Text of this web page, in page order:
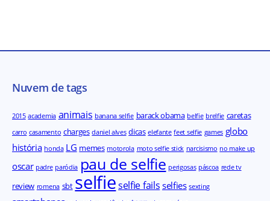
Nuvem de tags
2015 academia animais banana selfie barack obama belfie brelfie caretas
carro casamento charges daniel alves dicas elefante feet selfie games globo
história honda LG memes motorola moto selfie stick narcisismo no make up
oscar padre paródia pau de selfie perigosas páscoa rede tv
review romena sbt selfieselfie fails selfies sexting